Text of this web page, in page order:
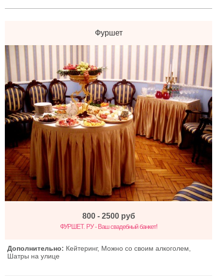
Фуршет
800 - 2500 руб
ФУРШЕТ. РУ - Ваш свадебный банкет!
Дополнительно: Кейтеринг, Можно со своим алкоголем,
Шатры на улице